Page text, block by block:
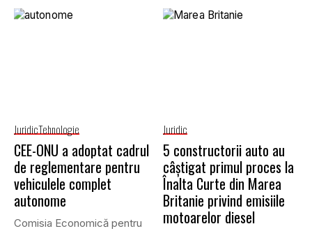
JuridicTehnologie
CEE-ONU a adoptat cadrul
de reglementare pentru
vehiculele complet
autonome
Comisia Economică pentru
Juridic
5 constructorii auto au
câștigat primul proces la
Înalta Curte din Marea
Britanie privind emisiile
motoarelor diesel